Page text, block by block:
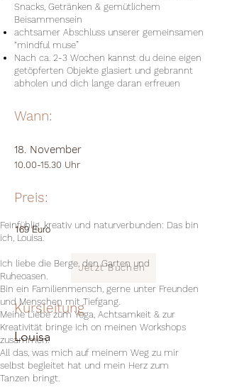
Snacks, Getränken & gemütlichem
Beisammensein
achtsamer Abschluss unserer gemeinsamen
“mindful muse”
Nach ca. 2-3 Wochen kannst du deine eigen
getöpferten Objekte glasiert und gebrannt
abholen und dich lange daran erfreuen
Wann:
18. November
10.00-15.30 Uhr
Preis:
169 Euro
Jetzt Buchen
Kursleitung
Louisa
Feinfühlig, kreativ und naturverbunden: Das bin
ich, Louisa.
Ich liebe die Berge, den Garten und
Ruheoasen.
Bin ein Familienmensch, gerne unter Freunden
und Menschen mit Tiefgang.
Meine Liebe zum Yoga, Achtsamkeit & zur
Kreativität bringe ich on meinen Workshops
zusammen.
All das, was mich auf meinem Weg zu mir
selbst begleitet hat und mein Herz zum
Tanzen bringt.